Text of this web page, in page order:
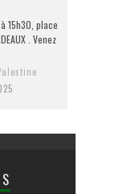
à 15h30, place
. Venez